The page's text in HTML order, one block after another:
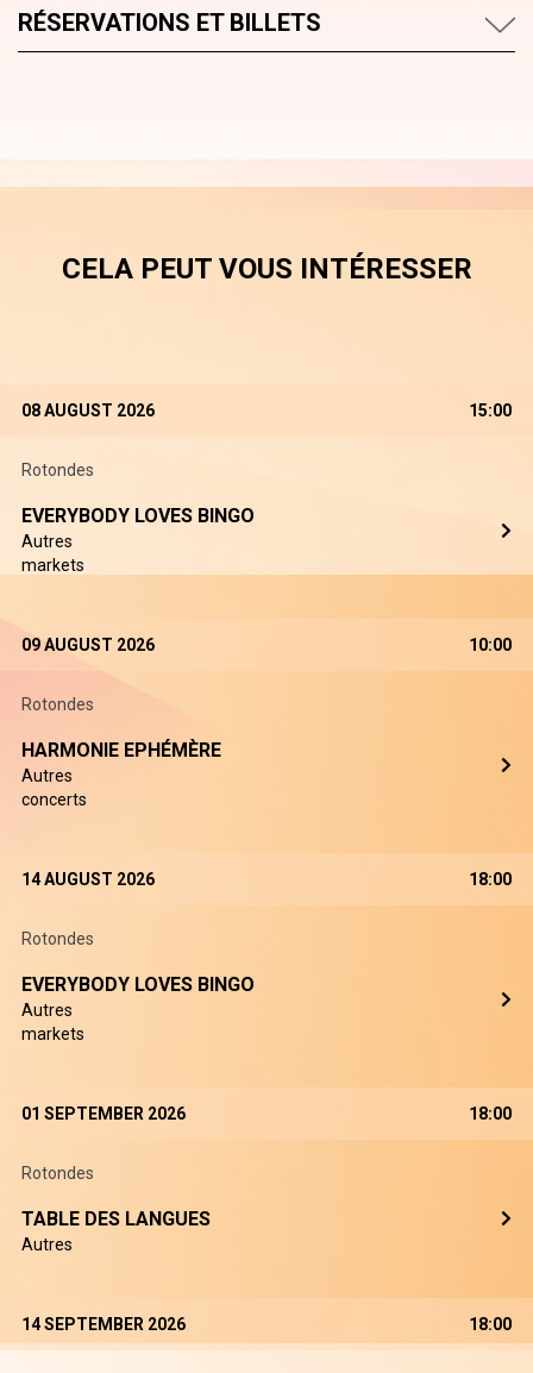
RÉSERVATIONS ET BILLETS
CELA PEUT VOUS INTÉRESSER
08 AUGUST 2026 15:00
Rotondes
EVERYBODY LOVES BINGO
Autres
markets
09 AUGUST 2026 10:00
Rotondes
HARMONIE EPHÉMÈRE
Autres
concerts
14 AUGUST 2026 18:00
Rotondes
EVERYBODY LOVES BINGO
Autres
markets
01 SEPTEMBER 2026 18:00
Rotondes
TABLE DES LANGUES
Autres
14 SEPTEMBER 2026 18:00